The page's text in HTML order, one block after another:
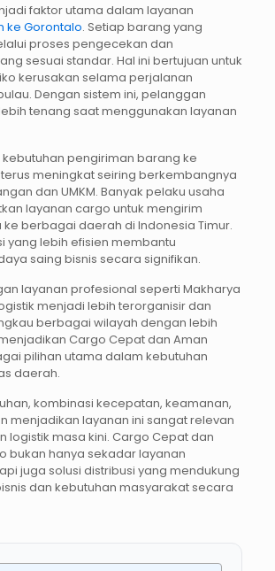
faktor utama dalam layanan
ke Gorontalo. Setiap barang yang
proses pengecekan dan
sesuai standar. Hal ini bertujuan untuk
kerusakan selama perjalanan
Dengan sistem ini, pelanggan
tenang saat menggunakan layanan
kebutuhan pengiriman barang ke
meningkat seiring berkembangnya
dan UMKM. Banyak pelaku usaha
layanan cargo untuk mengirim
berbagai daerah di Indonesia Timur.
yang lebih efisien membantu
saing bisnis secara signifikan.
layanan profesional seperti Makharya
menjadi lebih terorganisir dan
berbagai wilayah dengan lebih
Cargo Cepat dan Aman
pilihan utama dalam kebutuhan
daerah.
kombinasi kecepatan, keamanan,
menjadikan layanan ini sangat relevan
logistik masa kini. Cargo Cepat dan
bukan hanya sekadar layanan
juga solusi distribusi yang mendukung
dan kebutuhan masyarakat secara